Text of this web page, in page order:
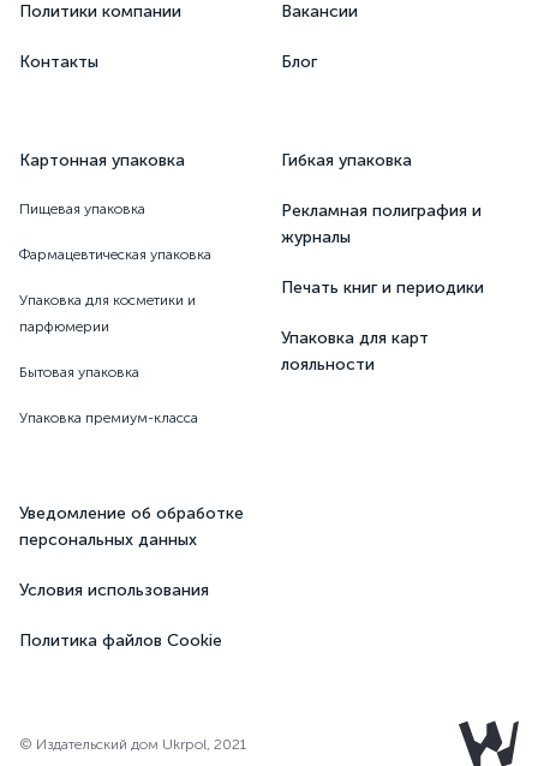
Политики компании
Контакты
Вакансии
Блог
Картонная упаковка
Пищевая упаковка
Фармацевтическая упаковка
Упаковка для косметики и
парфюмерии
Бытовая упаковка
Упаковка премиум-класса
Гибкая упаковка
Рекламная полиграфия и
журналы
Печать книг и периодики
Упаковка для карт
лояльности
Уведомление об обработке
персональных данных
Условия использования
Политика файлов Cookie
© Издательский дом Ukrpol, 2021